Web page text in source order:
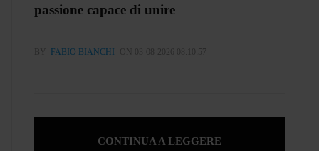
passione capace di unire
BY FABIO BIANCHI ON 03-08-2026 08:10:57
CONTINUA A LEGGERE